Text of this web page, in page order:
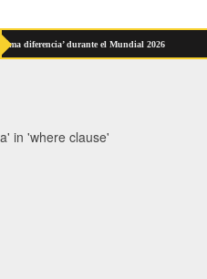
diferencia’ durante el Mundial 2026
in 'where clause'